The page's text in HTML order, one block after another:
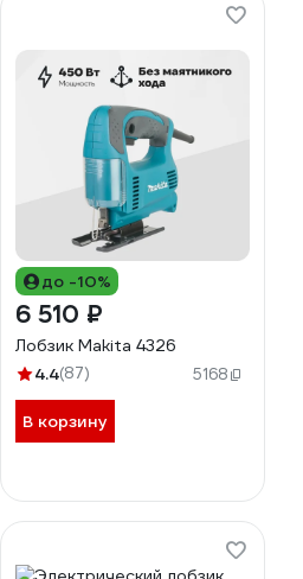
до -10%
6 510 ₽
Лобзик Makita 4326
4.4(87) 5168
В корзину